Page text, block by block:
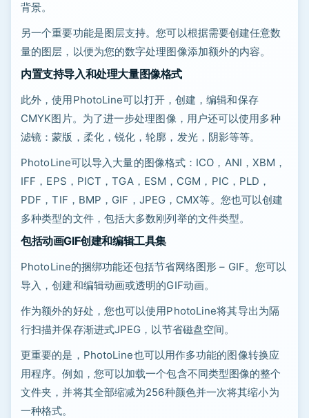
背景。
另一个重要功能是图层支持。您可以根据需要创建任意数
量的图层，以便为您的数字处理图像添加额外的内容。
内置支持导入和处理大量图像格式
此外，使用PhotoLine可以打开，创建，编辑和保存
CMYK图片。为了进一步处理图像，用户还可以使用多种
滤镜：蒙版，柔化，锐化，轮廓，发光，阴影等等。
PhotoLine可以导入大量的图像格式：ICO，ANI，XBM，
IFF，EPS，PICT，TGA，ESM，CGM，PIC，PLD，
PDF，TIF，BMP，GIF，JPEG，CMX等。您也可以创建
多种类型的文件，包括大多数刚列举的文件类型。
包括动画GIF创建和编辑工具集
PhotoLine的捆绑功能还包括节省网络图形 – GIF。您可以
导入，创建和编辑动画或透明的GIF动画。
作为额外的好处，您也可以使用PhotoLine将其导出为隔
行扫描并保存渐进式JPEG，以节省磁盘空间。
更重要的是，PhotoLine也可以用作多功能的图像转换应
用程序。例如，您可以加载一个包含不同类型图像的整个
文件夹，并将其全部缩减为256种颜色并一次将其缩小为
一种格式。